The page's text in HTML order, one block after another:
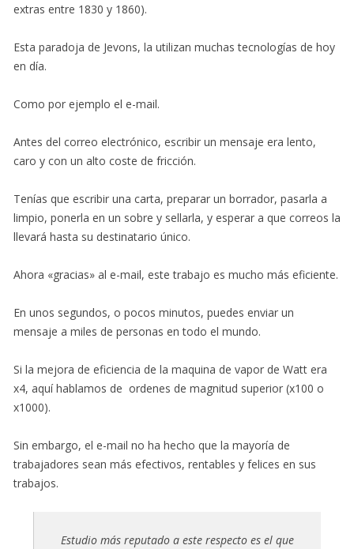
extras entre 1830 y 1860).
Esta paradoja de Jevons, la utilizan muchas tecnologías de hoy
en día.
Como por ejemplo el e-mail.
Antes del correo electrónico, escribir un mensaje era lento,
caro y con un alto coste de fricción.
Tenías que escribir una carta, preparar un borrador, pasarla a
limpio, ponerla en un sobre y sellarla, y esperar a que correos la
llevará hasta su destinatario único.
Ahora «gracias» al e-mail, este trabajo es mucho más eficiente.
En unos segundos, o pocos minutos, puedes enviar un
mensaje a miles de personas en todo el mundo.
Si la mejora de eficiencia de la maquina de vapor de Watt era
x4, aquí hablamos de ordenes de magnitud superior (x100 o
x1000).
Sin embargo, el e-mail no ha hecho que la mayoría de
trabajadores sean más efectivos, rentables y felices en sus
trabajos.
Estudio más reputado a este respecto es el que